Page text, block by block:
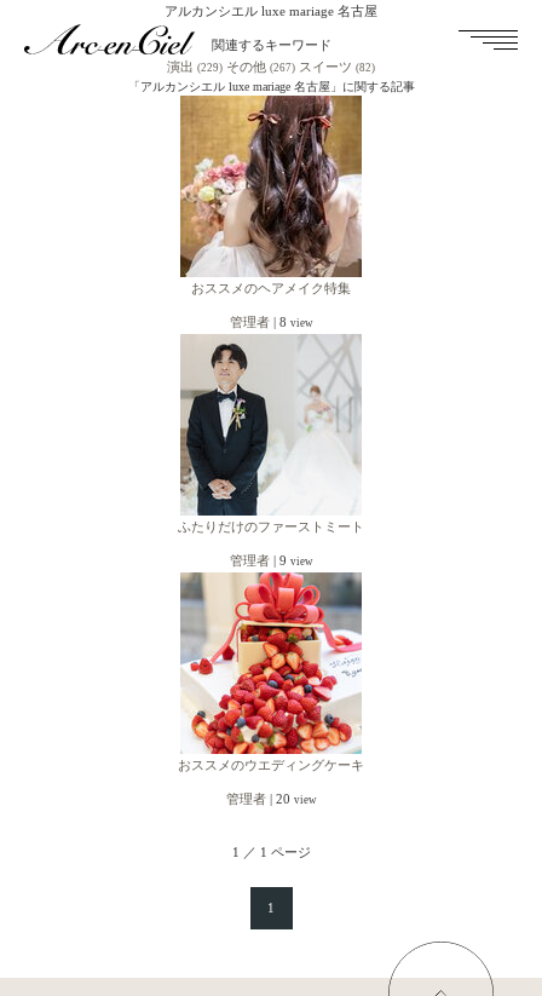
アルカンシエル luxe mariage 名古屋
関連するキーワード
演出 (229) その他 (267) スイーツ (82)
「アルカンシエル luxe mariage 名古屋」に関する記事
おススメのヘアメイク特集
管理者| 8 view
ふたりだけのファーストミート
管理者| 9 view
おススメのウエディングケーキ
管理者| 20 view
1 ／ 1 ページ
1